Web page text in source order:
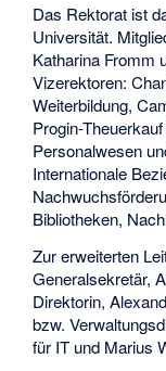
Das Rektorat ist
Universität.
Katharina Fromm
Vizerektoren:
Weiterbildung,
Progin-Theuerkauf
Personalwesen
Internationale
Bibliotheken,
Zur erweiterten
Generalsekretär,
Direktorin,
bzw.
für IT und Marius